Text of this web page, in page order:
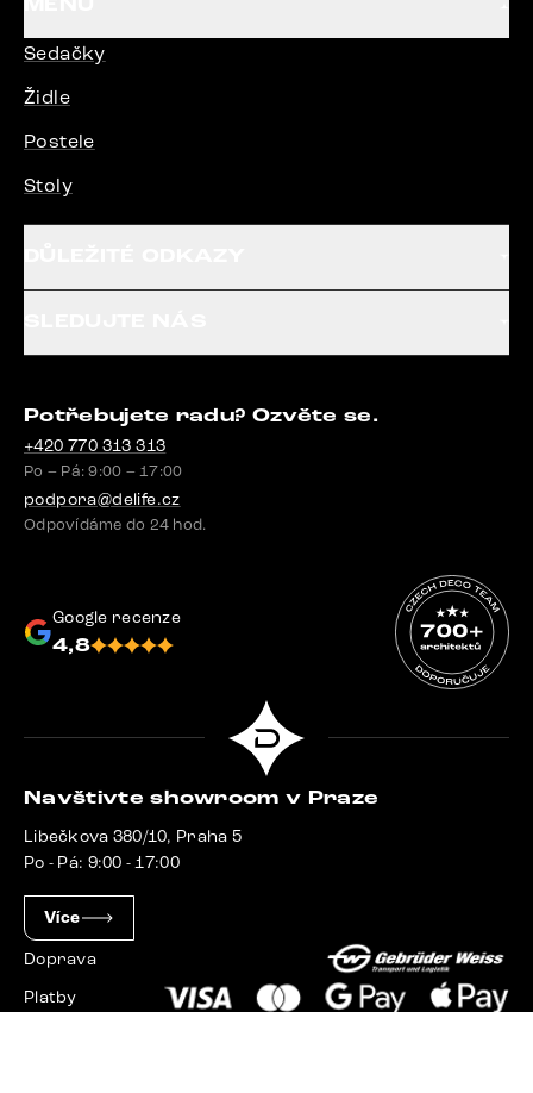
Sedačky
Židle
Postele
Stoly
Potřebujete radu? Ozvěte se.
+420 770 313 313
Po – Pá: 9:00 – 17:00
podpora@delife.cz
Odpovídáme do 24 hod.
Google recenze
4,8
Navštivte showroom v Praze
Libečkova 380/10, Praha 5
Po - Pá: 9:00 - 17:00
Více
Doprava
Platby